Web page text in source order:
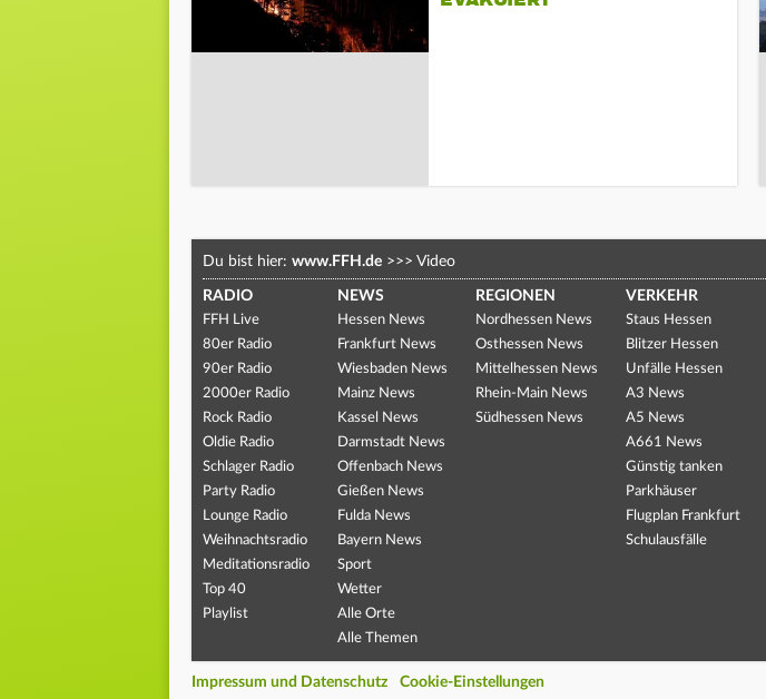
Du bist hier: www.FFH.de >>> Video
RADIO
FFH Live
80er Radio
90er Radio
2000er Radio
Rock Radio
Oldie Radio
Schlager Radio
Party Radio
Lounge Radio
Weihnachtsradio
Meditationsradio
Top 40
Playlist
NEWS
Hessen News
Frankfurt News
Wiesbaden News
Mainz News
Kassel News
Darmstadt News
Offenbach News
Gießen News
Fulda News
Bayern News
Sport
Wetter
Alle Orte
Alle Themen
REGIONEN
Nordhessen News
Osthessen News
Mittelhessen News
Rhein-Main News
Südhessen News
VERKEHR
Staus Hessen
Blitzer Hessen
Unfälle Hessen
A3 News
A5 News
A661 News
Günstig tanken
Parkhäuser
Flugplan Frankfurt
Schulausfälle
Impressum und Datenschutz Cookie-Einstellungen